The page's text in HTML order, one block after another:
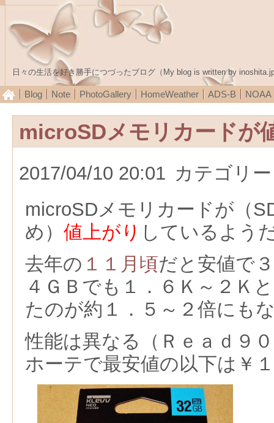
日々の生活を好き勝手につづったブログ（My blog is written by
Blog Note PhotoGallery HomeWeather ADS-B NOAA
microSDメモリカードが
2017/04/10 20:01 カテゴリ
microSDメモリカードが（
め） 値上がり しているよう
去年の １１月頃だと安値で
４ＧＢでも１．６Ｋ～２Ｋ
たのが約１．５～２倍にも
性能は異なる（Ｒｅａｄ９
ホーテで最安値の以下は￥